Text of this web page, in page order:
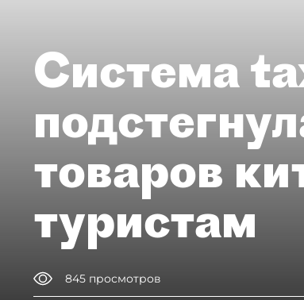
Система
товаров
туристам
845 просмотров